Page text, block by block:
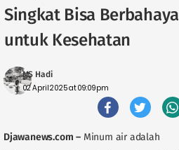
Singkat Bisa Berbahaya
untuk Kesehatan
MS Hadi
02 April 2025 at 09:09pm
Djawanews.com – Minum air adalah